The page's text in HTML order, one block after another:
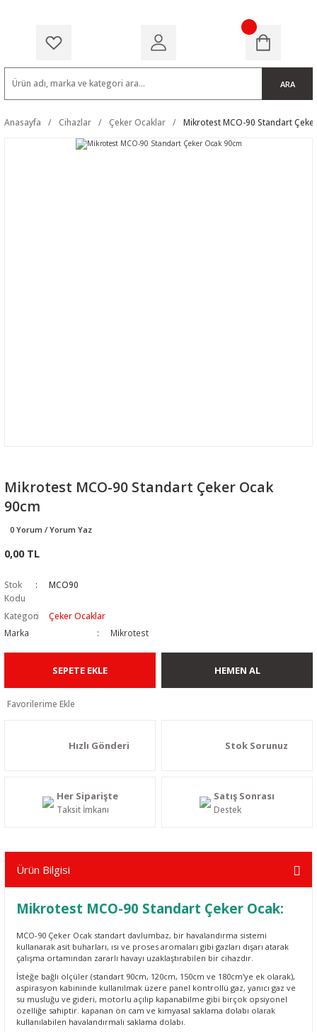
ARA
Anasayfa Cihazlar Çeker Ocaklar Mikrotest MCO-90 Standart
Mikrotest MCO-90 Standart Çeker Ocak
90cm
0 Yorum / Yorum Yaz
0,00 TL
Stok
Kodu
MCO90
Kategori
Çeker Ocaklar
Marka
Mikrotest
SEPETE EKLE HEMEN AL
Hızlı Gönderi Stok Sorunuz
Her Siparişte
Taksit İmkanı
Satış Sonrası
Destek
Ürün Bilgisi
Mikrotest MCO-90 Standart Çeker Ocak:
MCO-90 Çeker Ocak standart davlumbaz, bir havalandırma sistemi
kullanarak asit buharları, ısı ve proses aromaları gibi gazları dışarı atarak
çalışma ortamından zararlı havayı uzaklaştırabilen bir cihazdır.
İsteğe bağlı ölçüler (standart 90cm, 120cm, 150cm ve 180cm'ye ek olarak),
aspirasyon kabininde kullanılmak üzere panel kontrollü gaz, yanıcı gaz ve
su musluğu ve gideri, motorlu açılıp kapanabilme gibi birçok opsiyonel
özelliğe sahiptir. kapanan ön cam ve kimyasal saklama dolabı olarak
kullanılabilen havalandırmalı saklama dolabı.